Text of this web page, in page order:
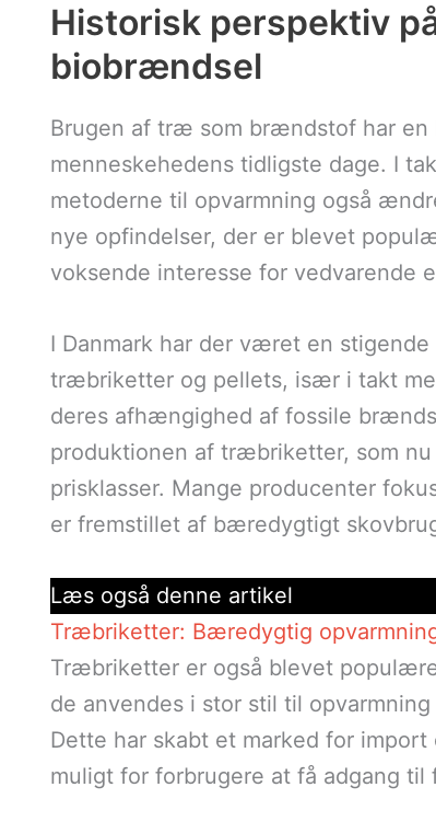
Historisk perspektiv
biobrændsel
Brugen af træ som brændstof har en
menneskehedens tidligste dage. I
metoderne til opvarmning også
nye opfindelser, der er blevet
voksende interesse for vedvarende
I Danmark har der været en
træbriketter og pellets, især i takt
deres afhængighed af fossile
produktionen af træbriketter, som
prisklasser. Mange producenter
er fremstillet af bæredygtigt
Læs også denne artikel
Træbriketter: Bæredygtig
Træbriketter er også blevet
de anvendes i stor stil til
Dette har skabt et marked for
muligt for forbrugere at få adgang